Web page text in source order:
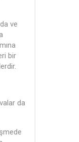
ve
bir
da